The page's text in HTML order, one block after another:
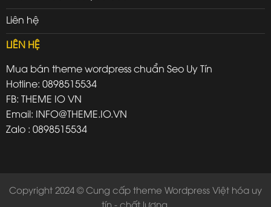
Liên hệ
LIÊN HỆ
Mua bán theme wordpress chuẩn Seo Uy Tín
Hotline: 0898515534
FB: THEME IO VN
Email: INFO@THEME.IO.VN
Zalo : 0898515534
Copyright 2024 © Cung cấp theme Wordpress Việt hóa uy
tín - chất lượng.